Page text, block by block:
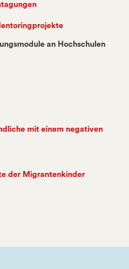
an Hochschulen
mit einem negativen
der Migrantenkinder